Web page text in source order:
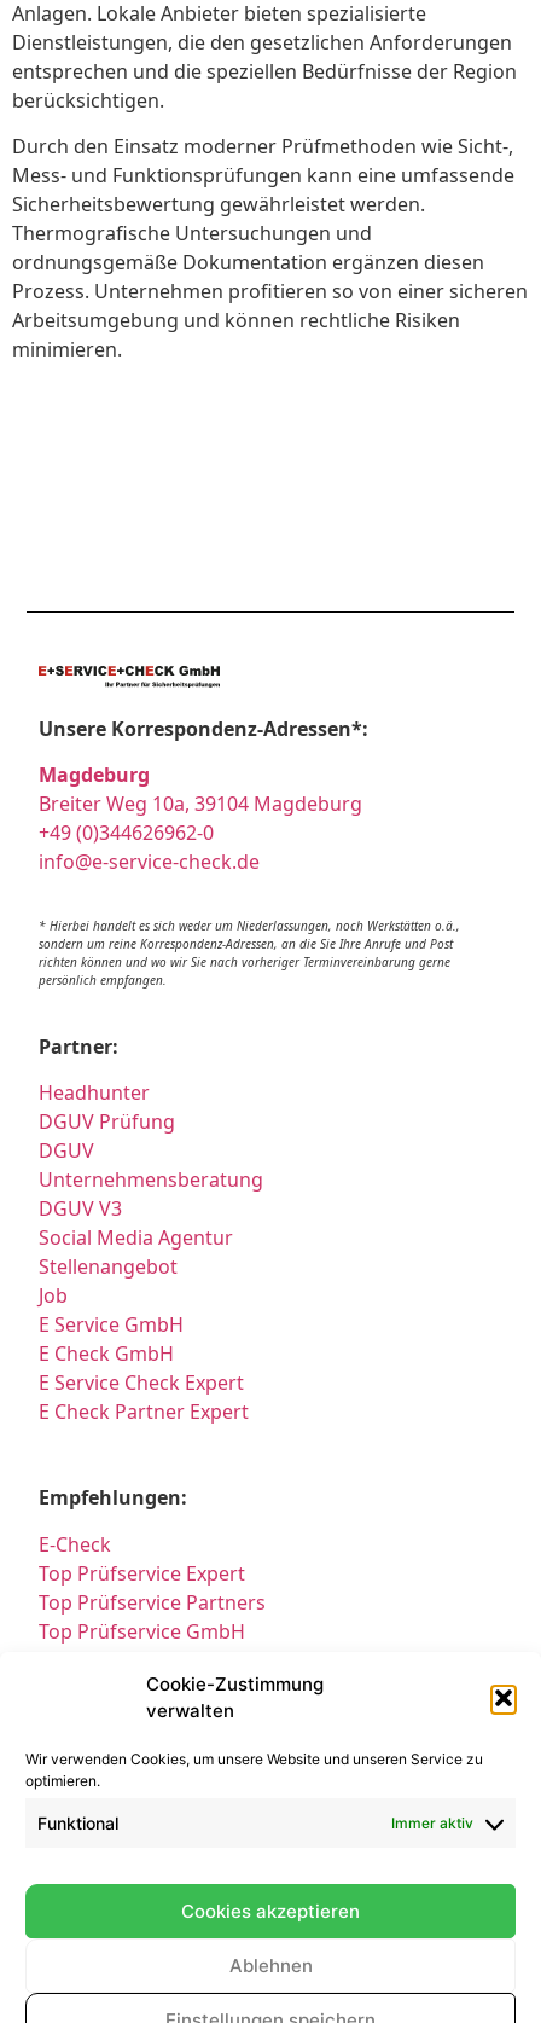
Cookie-Zustimmung
verwalten
Wir verwenden Cookies, um unsere Website und unseren Service zu
optimieren.
Funktional Immer aktiv
Cookies akzeptieren
Ablehnen
Anlagen. Lokale Anbieter bieten spezialisierte
Dienstleistungen, die den gesetzlichen Anforderungen
entsprechen und die speziellen Bedürfnisse der Region
berücksichtigen.
Durch den Einsatz moderner Prüfmethoden wie Sicht-,
Mess- und Funktionsprüfungen kann eine umfassende
Sicherheitsbewertung gewährleistet werden.
Thermografische Untersuchungen und
ordnungsgemäße Dokumentation ergänzen diesen
Prozess. Unternehmen profitieren so von einer sicheren
Arbeitsumgebung und können rechtliche Risiken
minimieren.
Unsere Korrespondenz-Adressen*:
Magdeburg
Breiter Weg 10a, 39104 Magdeburg
+49 (0)344626962-0
info@e-service-check.de
* Hierbei handelt es sich weder um Niederlassungen, noch Werkstätten o.ä.,
sondern um reine Korrespondenz-Adressen, an die Sie Ihre Anrufe und Post
richten können und wo wir Sie nach vorheriger Terminvereinbarung gerne
persönlich empfangen.
Partner:
Headhunter
DGUV Prüfung
DGUV
Unternehmensberatung
DGUV V3
Social Media Agentur
Stellenangebot
Job
E Service GmbH
E Check GmbH
E Service Check Expert
E Check Partner Expert
Empfehlungen:
E-Check
Top Prüfservice Expert
Top Prüfservice Partners
Top Prüfservice GmbH
Sicherheitsprüfungen Partners
Sicherheitsprüfungen Expert
Prüfung E-Check Expert
Prüfung elektrischer Anlagen
Kontakt Impressum Datenschutz
© All Rights Reserved 2025